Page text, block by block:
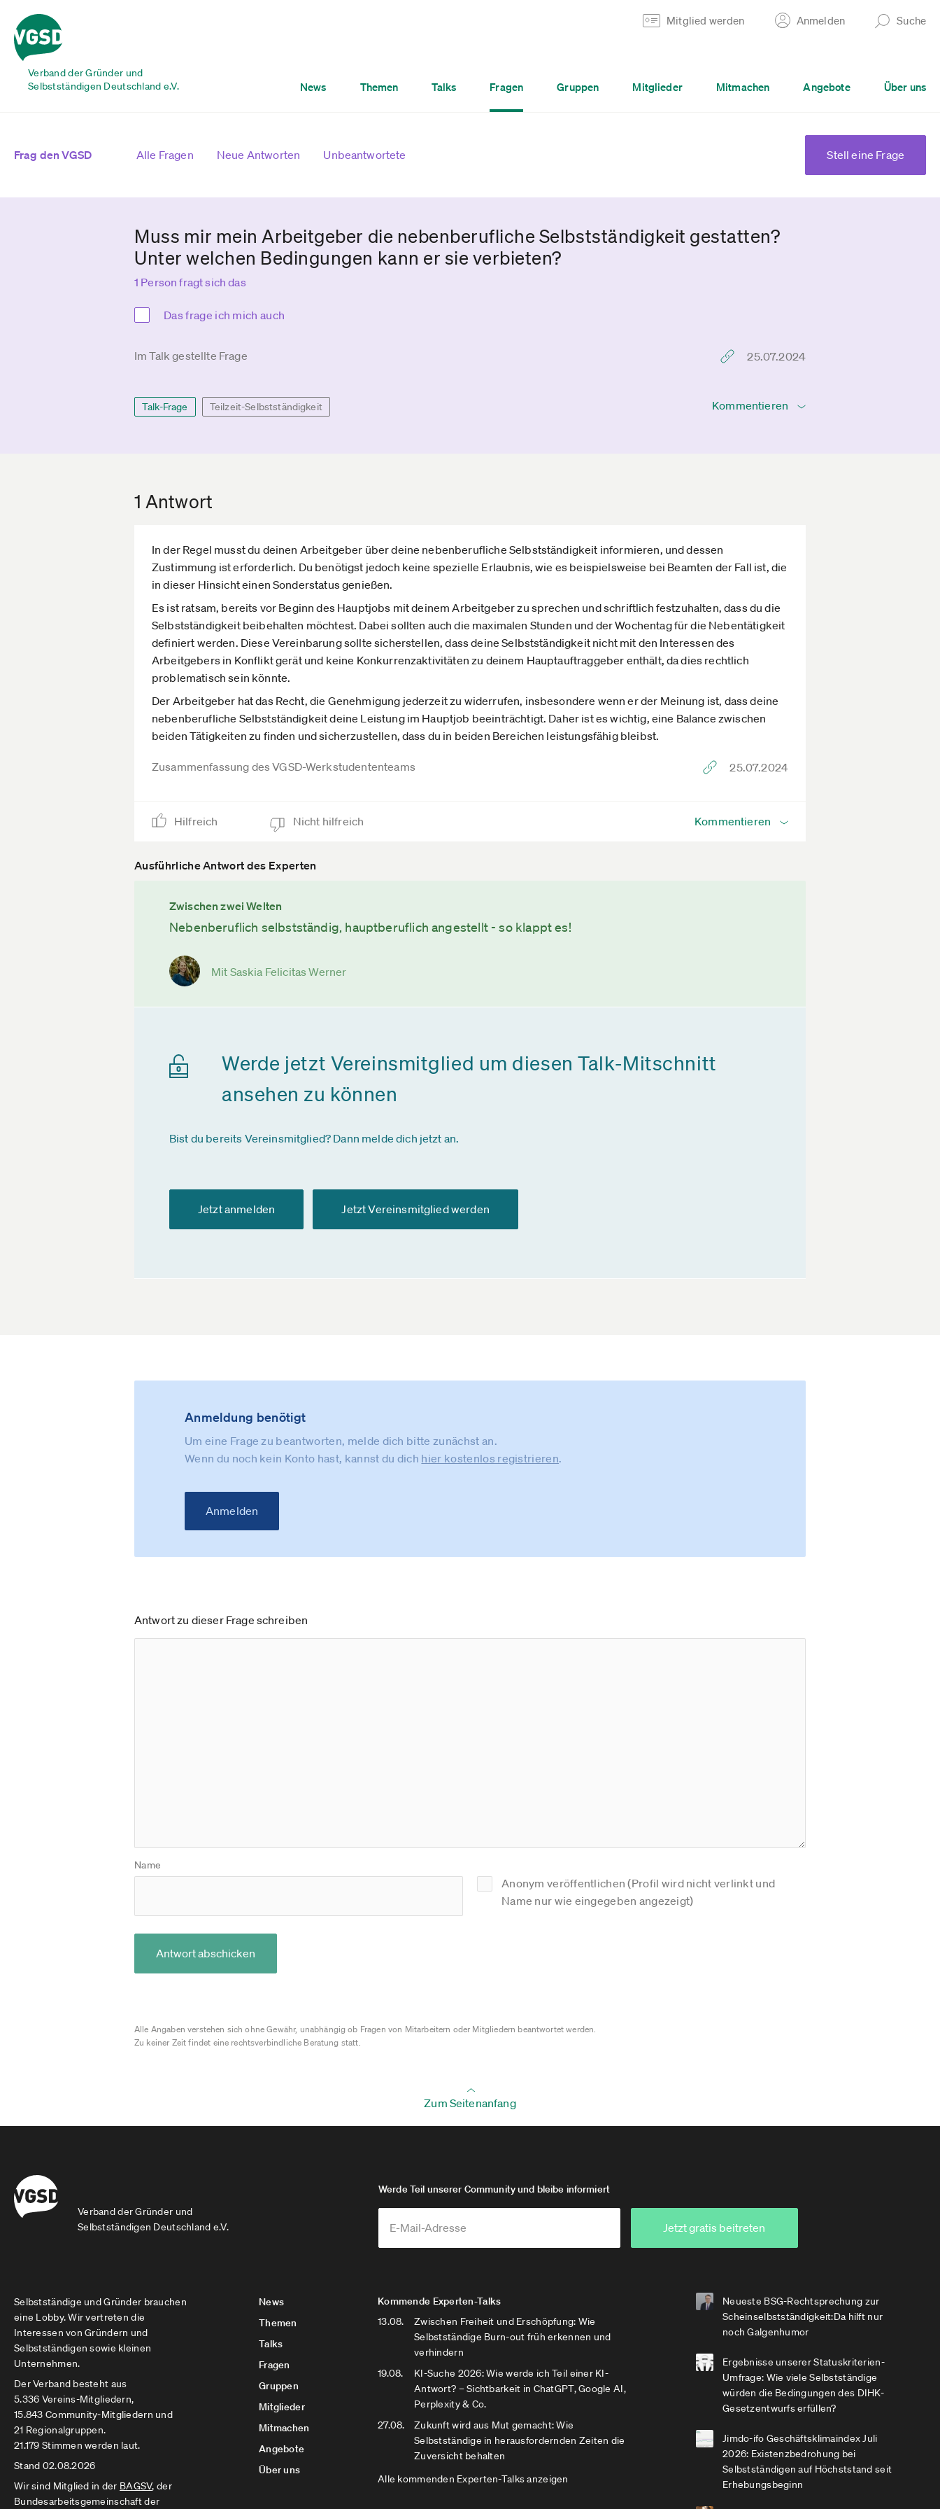
Verband der Gründer und
Selbstständigen Deutschland e.V.
Mitglied werden Anmelden Suche
News Themen Talks Fragen Gruppen Mitglieder Mitmachen Angebote Über uns
Frag den VGSD Alle Fragen Neue Antworten Unbeantwortete Stell eine Frage
Muss mir mein Arbeitgeber die nebenberufliche Selbstständigkeit gestatten?
Unter welchen Bedingungen kann er sie verbieten?
1 Person fragt sich das
Das frage ich mich auch
Im Talk gestellte Frage 25.07.2024
Talk-Frage Teilzeit-Selbstständigkeit Kommentieren
1 Antwort
In der Regel musst du deinen Arbeitgeber über deine nebenberufliche Selbstständigkeit informieren, und dessen
Zustimmung ist erforderlich. Du benötigst jedoch keine spezielle Erlaubnis, wie es beispielsweise bei Beamten der Fall ist, die
in dieser Hinsicht einen Sonderstatus genießen.
Es ist ratsam, bereits vor Beginn des Hauptjobs mit deinem Arbeitgeber zu sprechen und schriftlich festzuhalten, dass du die
Selbstständigkeit beibehalten möchtest. Dabei sollten auch die maximalen Stunden und der Wochentag für die Nebentätigkeit
definiert werden. Diese Vereinbarung sollte sicherstellen, dass deine Selbstständigkeit nicht mit den Interessen des
Arbeitgebers in Konflikt gerät und keine Konkurrenzaktivitäten zu deinem Hauptauftraggeber enthält, da dies rechtlich
problematisch sein könnte.
Der Arbeitgeber hat das Recht, die Genehmigung jederzeit zu widerrufen, insbesondere wenn er der Meinung ist, dass deine
nebenberufliche Selbstständigkeit deine Leistung im Hauptjob beeinträchtigt. Daher ist es wichtig, eine Balance zwischen
beiden Tätigkeiten zu finden und sicherzustellen, dass du in beiden Bereichen leistungsfähig bleibst.
Zusammenfassung des VGSD-Werkstudententeams 25.07.2024
Hilfreich Nicht hilfreich Kommentieren
Ausführliche Antwort des Experten
Zwischen zwei Welten
Nebenberuflich selbstständig, hauptberuflich angestellt - so klappt es!
Mit Saskia Felicitas Werner
Werde jetzt Vereinsmitglied um diesen Talk-Mitschnitt
ansehen zu können
Bist du bereits Vereinsmitglied? Dann melde dich jetzt an.
Jetzt anmelden Jetzt Vereinsmitglied werden
Anmeldung benötigt
Um eine Frage zu beantworten, melde dich bitte zunächst an.
Wenn du noch kein Konto hast, kannst du dich hier kostenlos registrieren.
Anmelden
Antwort zu dieser Frage schreiben
Name
Anonym veröffentlichen (Profil wird nicht verlinkt und
Name nur wie eingegeben angezeigt)
Antwort abschicken
Alle Angaben verstehen sich ohne Gewähr, unabhängig ob Fragen von Mitarbeitern oder Mitgliedern beantwortet werden.
Zu keiner Zeit findet eine rechtsverbindliche Beratung statt.
Zum Seitenanfang
Verband der Gründer und
Selbstständigen Deutschland e.V.
Werde Teil unserer Community und bleibe informiert
Jetzt gratis beitreten
Selbstständige und Gründer brauchen
eine Lobby. Wir vertreten die
Interessen von Gründern und
Selbstständigen sowie kleinen
Unternehmen.
Der Verband besteht aus
5.336 Vereins-Mitgliedern,
15.843 Community-Mitgliedern und
21 Regionalgruppen.
21.179 Stimmen werden laut.
Stand 02.08.2026
Wir sind Mitglied in der BAGSV, der
Bundesarbeitsgemeinschaft der
News
Themen
Talks
Fragen
Gruppen
Mitglieder
Mitmachen
Angebote
Über uns
Kommende Experten-Talks
13.08.
Zwischen Freiheit und Erschöpfung: Wie
Selbstständige Burn-out früh erkennen und
verhindern
19.08.
KI-Suche 2026: Wie werde ich Teil einer KI-
Antwort? – Sichtbarkeit in ChatGPT, Google AI,
Perplexity & Co.
27.08.
Zukunft wird aus Mut gemacht: Wie
Selbstständige in herausfordernden Zeiten die
Zuversicht behalten
Alle kommenden Experten-Talks anzeigen
Neueste BSG-Rechtsprechung zur
Scheinselbstständigkeit:Da hilft nur
noch Galgenhumor
Ergebnisse unserer Statuskriterien-
Umfrage: Wie viele Selbstständige
würden die Bedingungen des DIHK-
Gesetzentwurfs erfüllen?
Jimdo-ifo Geschäftsklimaindex Juli
2026: Existenzbedrohung bei
Selbstständigen auf Höchststand seit
Erhebungsbeginn